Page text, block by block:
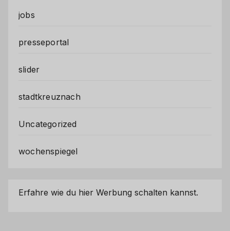
jobs
presseportal
slider
stadtkreuznach
Uncategorized
wochenspiegel
Erfahre wie du hier Werbung schalten kannst.